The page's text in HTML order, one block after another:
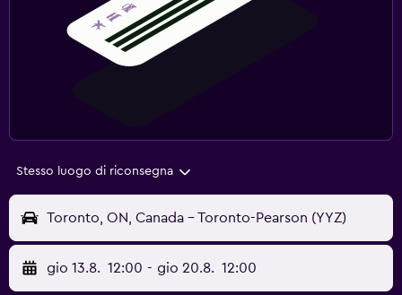
Stesso luogo di riconsegna
Toronto, ON, Canada - Toronto-Pearson (YYZ)
gio 13.8. 12:00 - gio 20.8. 12:00